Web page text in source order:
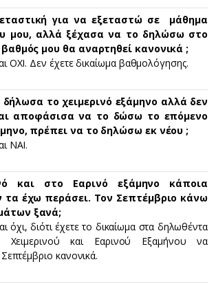
για να εξεταστώ σε μάθημα
μου, αλλά ξέχασα να το δηλώσω στο
μου θα αναρτηθεί κανονικά ;
ΟΧΙ. Δεν έχετε δικαίωμα βαθμολόγησης.
το χειμερινό εξάμηνο αλλά δεν
αποφάσισα να το δώσω το επόμενο
πρέπει να το δηλώσω εκ νέου ;
ΝΑΙ.
και στο Εαρινό εξάμηνο κάποια
τα έχω περάσει. Τον Σεπτέμβριο κάνω
ξανά;
όχι, διότι έχετε το δικαίωμα στα δηλωθέντα
Χειμερινού και Εαρινού Εξαμήνου να
κανονικά.